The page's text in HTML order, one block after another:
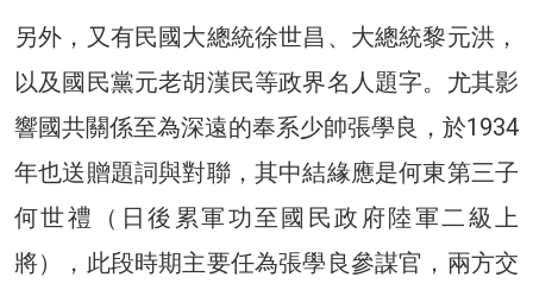
另外，又有民國大總統徐世昌、大總統黎元洪，
以及國民黨元老胡漢民等政界名人題字。尤其影
響國共關係至為深遠的奉系少帥張學良，於1934
年也送贈題詞與對聯，其中結緣應是何東第三子
何世禮（日後累軍功至國民政府陸軍二級上
將），此段時期主要任為張學良參謀官，兩方交